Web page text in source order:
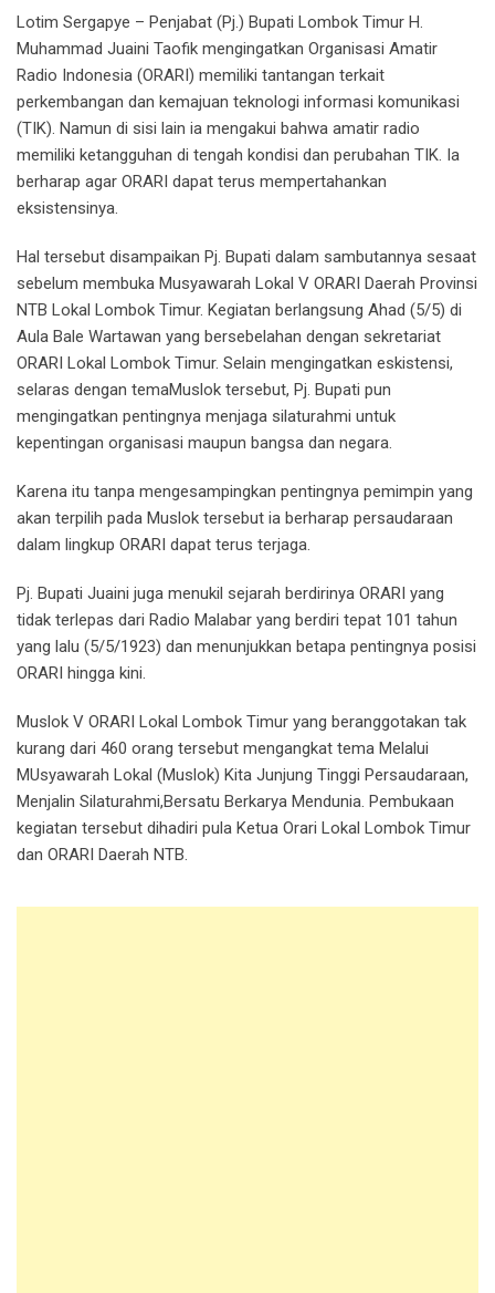
Lotim Sergapye – Penjabat (Pj.) Bupati Lombok Timur H.
Muhammad Juaini Taofik mengingatkan Organisasi Amatir
Radio Indonesia (ORARI) memiliki tantangan terkait
perkembangan dan kemajuan teknologi informasi komunikasi
(TIK). Namun di sisi lain ia mengakui bahwa amatir radio
memiliki ketangguhan di tengah kondisi dan perubahan TIK. Ia
berharap agar ORARI dapat terus mempertahankan
eksistensinya.
Hal tersebut disampaikan Pj. Bupati dalam sambutannya sesaat
sebelum membuka Musyawarah Lokal V ORARI Daerah Provinsi
NTB Lokal Lombok Timur. Kegiatan berlangsung Ahad (5/5) di
Aula Bale Wartawan yang bersebelahan dengan sekretariat
ORARI Lokal Lombok Timur. Selain mengingatkan eskistensi,
selaras dengan temaMuslok tersebut, Pj. Bupati pun
mengingatkan pentingnya menjaga silaturahmi untuk
kepentingan organisasi maupun bangsa dan negara.
Karena itu tanpa mengesampingkan pentingnya pemimpin yang
akan terpilih pada Muslok tersebut ia berharap persaudaraan
dalam lingkup ORARI dapat terus terjaga.
Pj. Bupati Juaini juga menukil sejarah berdirinya ORARI yang
tidak terlepas dari Radio Malabar yang berdiri tepat 101 tahun
yang lalu (5/5/1923) dan menunjukkan betapa pentingnya posisi
ORARI hingga kini.
Muslok V ORARI Lokal Lombok Timur yang beranggotakan tak
kurang dari 460 orang tersebut mengangkat tema Melalui
MUsyawarah Lokal (Muslok) Kita Junjung Tinggi Persaudaraan,
Menjalin Silaturahmi,Bersatu Berkarya Mendunia. Pembukaan
kegiatan tersebut dihadiri pula Ketua Orari Lokal Lombok Timur
dan ORARI Daerah NTB.